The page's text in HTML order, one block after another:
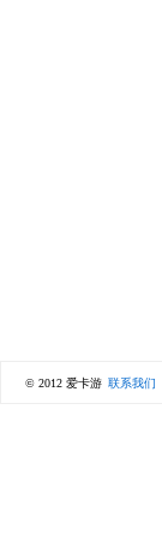
© 2012 爱卡游 联系我们